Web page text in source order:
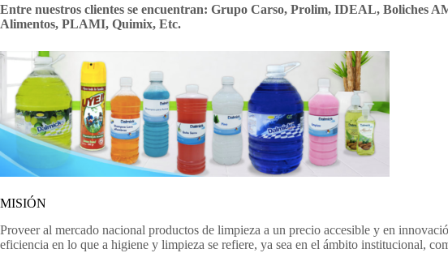
Entre nuestros clientes se encuentran: Grupo Carso, Prolim, IDEAL, Boliches
Alimentos, PLAMI, Quimix, Etc.
MISIÓN
Proveer al mercado nacional productos de limpieza a un precio accesible y en
eficiencia en lo que a higiene y limpieza se refiere, ya sea en el ámbito institucional,